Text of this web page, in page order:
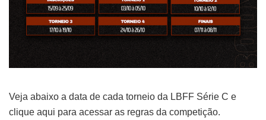
Veja abaixo a data de cada torneio da LBFF Série C e
clique aqui para acessar as regras da competição.